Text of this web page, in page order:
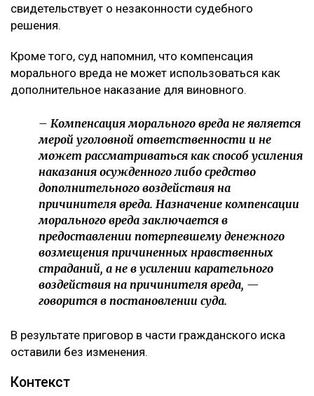
свидетельствует о незаконности судебного
решения.
Кроме того, суд напомнил, что компенсация
морального вреда не может использоваться как
дополнительное наказание для виновного.
– Компенсация морального вреда не является
мерой уголовной ответственности и не
может рассматриваться как способ усиления
наказания осужденного либо средство
дополнительного воздействия на
причинителя вреда. Назначение компенсации
морального вреда заключается в
предоставлении потерпевшему денежного
возмещения причиненных нравственных
страданий, а не в усилении карательного
воздействия на причинителя вреда, —
говорится в постановлении суда.
В результате приговор в части гражданского иска
оставили без изменения.
Контекст